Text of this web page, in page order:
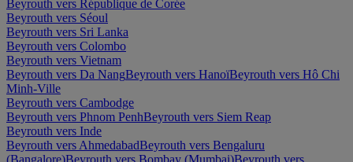
Beyrouth vers République de Corée
Beyrouth vers Séoul
Beyrouth vers Sri Lanka
Beyrouth vers Colombo
Beyrouth vers Vietnam
Beyrouth vers Da NangBeyrouth vers HanoïBeyrouth vers Hô Chi
Minh-Ville
Beyrouth vers Cambodge
Beyrouth vers Phnom PenhBeyrouth vers Siem Reap
Beyrouth vers Inde
Beyrouth vers AhmedabadBeyrouth vers Bengaluru
(Bangalore)Beyrouth vers Bombay (Mumbai)Beyrouth vers